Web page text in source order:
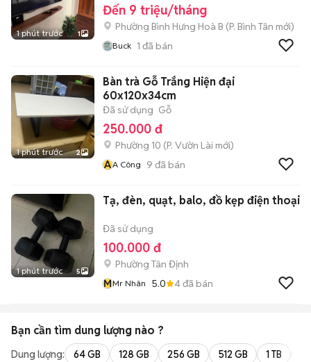
1 phút trước 1
Đến 9 triệu/tháng
Phường Bình Hưng Hoà B (P. Bình Tân mới)
Buck 1 đã bán
1 phút trước 2
Bàn trà Gỗ Trắng Hiện đại
60x120x34cm
Đã sử dụng Gỗ
250.000 đ
Phường 10 (P. Vườn Lài mới)
AA Công 9 đã bán
1 phút trước 5
Tạ, đèn, quạt, balo, đồ kẹp điện thoại
Đã sử dụng
100.000 đ
Phường Tân Định
MMr Nhân 5.0 4đã bán
Bạn cần tìm dung lượng nào ?
Dung lượng: 64 GB 128 GB 256 GB 512 GB 1 TB